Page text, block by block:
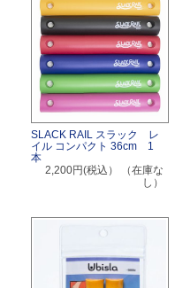
SLACK RAIL スラック レ
イル コンパクト 36cm 1
本
2,200円(税込）
（在庫な
し）